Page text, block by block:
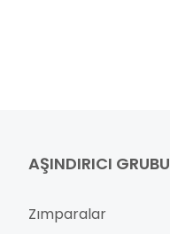
AŞINDIRICI GRUBU
Zımparalar